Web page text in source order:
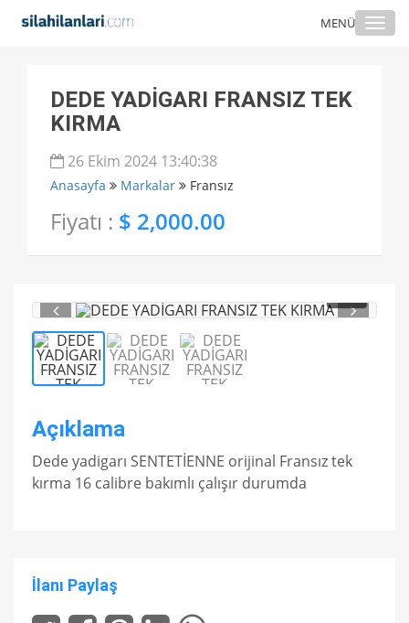
MENÜ
DEDE YADİGARI FRANSIZ TEK
KIRMA
26 Ekim 2024 13:40:38
Anasayfa Markalar Fransız
Fiyatı : $ 2,000.00
1/ 3
Açıklama
Dede yadigarı SENTETİENNE orijinal Fransız tek
kırma 16 calibre bakımlı çalışır durumda
İlanı Paylaş